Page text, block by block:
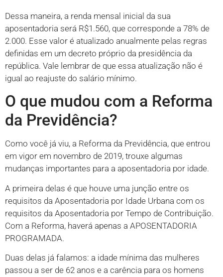
Dessa maneira, a renda mensal inicial da sua
aposentadoria será R$1.560, que corresponde a 78% de
2.000. Esse valor é atualizado anualmente pelas regras
definidas em um decreto próprio da presidência da
república. Vale lembrar de que essa atualização não é
igual ao reajuste do salário mínimo.
O que mudou com a Reforma
da Previdência?
Como você já viu, a Reforma da Previdência, que entrou
em vigor em novembro de 2019, trouxe algumas
mudanças importantes para a aposentadoria por idade.
A primeira delas é que houve uma junção entre os
requisitos da Aposentadoria por Idade Urbana com os
requisitos da Aposentadoria por Tempo de Contribuição.
Com a Reforma, haverá apenas a APOSENTADORIA
PROGRAMADA.
Duas delas já falamos: a idade mínima das mulheres
passou a ser de 62 anos e a carência para os homens